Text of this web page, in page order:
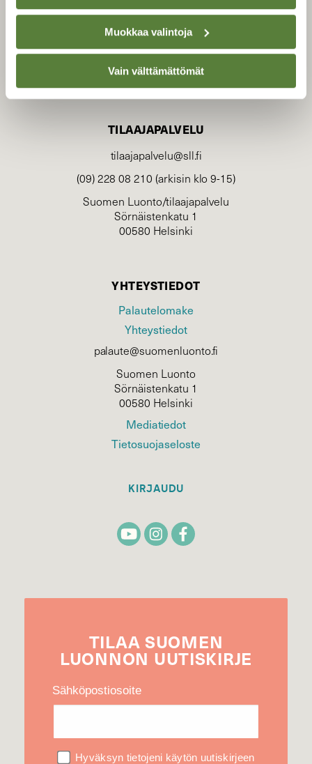
Muokkaa valintoja
Vain välttämättömät
TILAAJAPALVELU
tilaajapalvelu@sll.fi
(09) 228 08 210 (arkisin klo 9-15)
Suomen Luonto/tilaajapalvelu
Sörnäistenkatu 1
00580 Helsinki
YHTEYSTIEDOT
Palautelomake
Yhteystiedot
palaute@suomenluonto.fi
Suomen Luonto
Sörnäistenkatu 1
00580 Helsinki
Mediatiedot
Tietosuojaseloste
KIRJAUDU
TILAA SUOMEN
LUONNON UUTIS­KIRJE
Sähköpostiosoite
Hyväksyn tietojeni käytön uutiskirjeen